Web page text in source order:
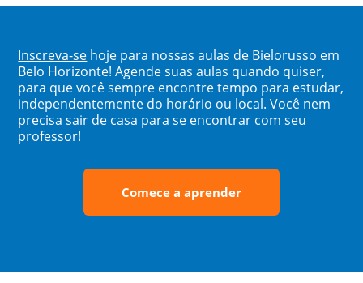
Inscreva-se hoje para nossas aulas de Bielorusso em
Belo Horizonte! Agende suas aulas quando quiser,
para que você sempre encontre tempo para estudar,
independentemente do horário ou local. Você nem
precisa sair de casa para se encontrar com seu
professor!
Comece a aprender